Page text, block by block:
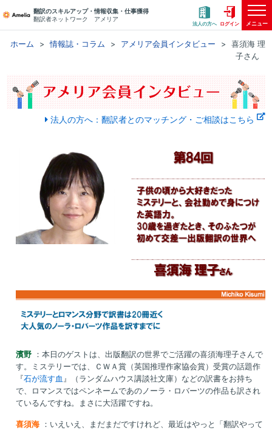
翻訳のスキルアップ・情報収集・仕事獲得
翻訳者ネットワーク アメリア
法人の方へ ログイン メニュー
ホーム 情報誌・コラム アメリア会員インタビュー
喜須海 理
子さん
法人の方へ：翻訳者とのマッチング・ご相談はこちら
濱野：本日のゲストは、出版翻訳の世界でご活躍の喜須海理子さんで
す。ミステリーでは、ＣＷＡ賞（英国推理作家協会賞）受賞の話題作
『石が流す血 』（ランダムハウス講談社文庫）などの訳書をお持ち
で、ロマンスではペンネームであのノーラ・ロバーツの作品も訳され
ているんですね。まさに大活躍ですね。
喜須海：いえいえ、まだまだですけれど、最近はやっと「翻訳やって